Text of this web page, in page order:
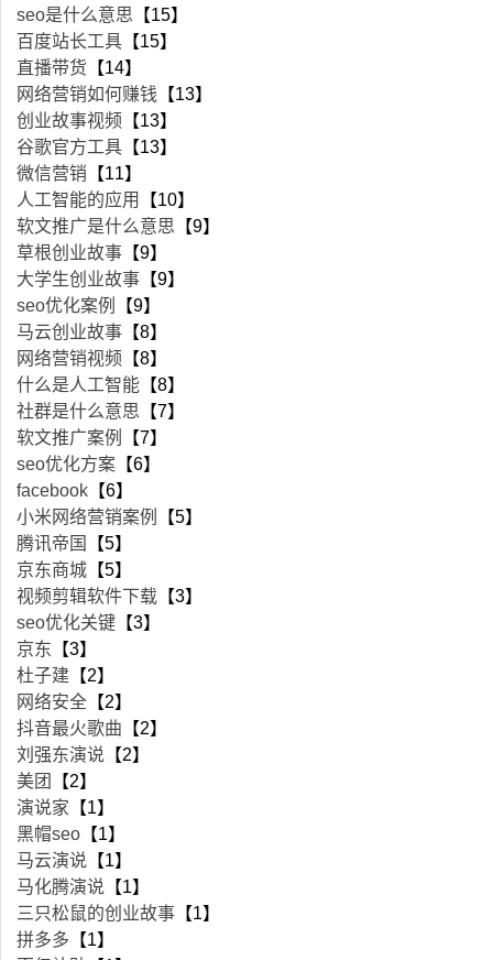
seo是什么意思 【15】
百度站长工具 【15】
直播带货 【14】
网络营销如何赚钱 【13】
创业故事视频 【13】
谷歌官方工具 【13】
微信营销 【11】
人工智能的应用
【10】
软文推广是什么意思 【9】
草根创业故事 【9】
大学生创业故事 【9】
seo优化案例
【9】
马云创业故事 【8】
网络营销视频 【8】
什么是人工智能 【8】
社群是什么意思 【7】
软文推广案例
【7】
seo优化方案 【6】
facebook 【6】
小米网络营销案例
【5】
腾讯帝国
【5】
京东商城 【5】
视频剪辑软件下载 【3】
seo优化关键 【3】
京东 【3】
杜子建 【2】
网络安全 【2】
抖音最火歌曲 【2】
刘强东演说 【2】
美团
【2】
演说家 【1】
黑帽seo 【1】
马云演说 【1】
马化腾演说 【1】
三只松鼠的创业故事 【1】
拼多多 【1】